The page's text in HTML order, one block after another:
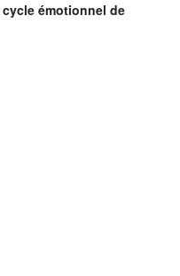
cycle émotionnel de